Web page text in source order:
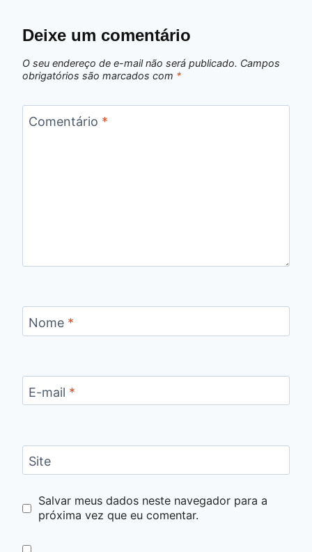
Deixe um comentário
O seu endereço de e-mail não será publicado. Campos
obrigatórios são marcados com *
Comentário *
Nome *
E-mail *
Site
Salvar meus dados neste navegador para a
próxima vez que eu comentar.